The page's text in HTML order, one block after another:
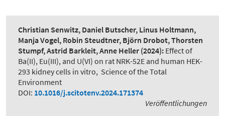
Christian Senwitz, Daniel Butscher, Linus Holtmann,
Manja Vogel, Robin Steudtner, Björn Drobot, Thorsten
Stumpf, Astrid Barkleit, Anne Heller (2024): Effect of
Ba(II), Eu(III), and U(VI) on rat NRK-52E and human HEK-
293 kidney cells in vitro, Science of the Total
Environment
DOI: 10.1016/j.scitotenv.2024.171374
Veröffentlichungen